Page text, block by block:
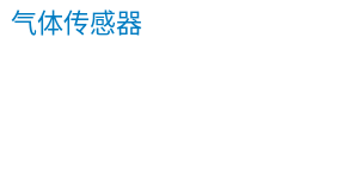
气体传感器